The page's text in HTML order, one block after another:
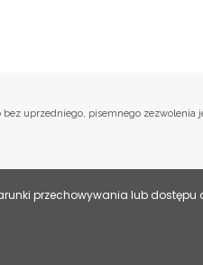
uprzedniego, pisemnego zezwolenia
przechowywania lub dostępu